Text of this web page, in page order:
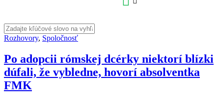
Rozhovory, Spoločnosť
Po adopcii rómskej dcérky niektorí blízki
dúfali, že vybledne, hovorí absolventka
FMK